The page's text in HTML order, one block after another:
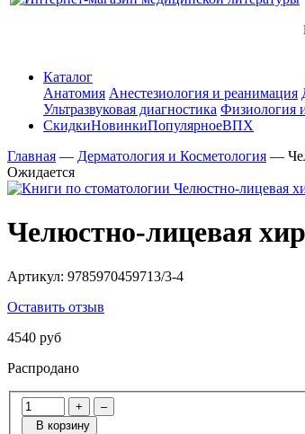
Каталог
Анатомия Анестезиология и реанимация
Ультразвуковая диагностика Физиология
СкидкиНовинкиПопулярноеВПХ
Главная — Дерматология и Косметология —
Ожидается
Челюстно-лицевая
Артикул: 9785970459713/3-4
Оставить отзыв
4540 руб
Распродано
+
–
В корзину